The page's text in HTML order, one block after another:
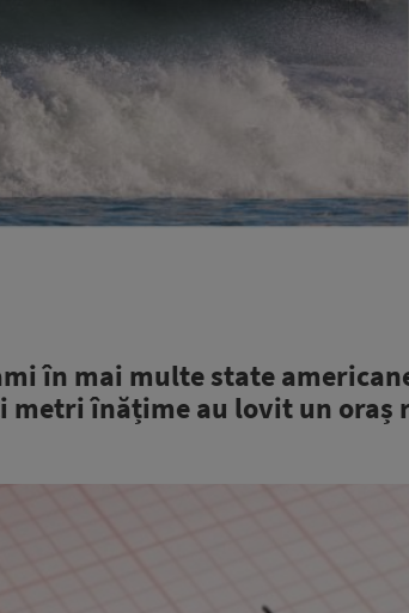
în mai multe state
metri înățime au lovit un oraș